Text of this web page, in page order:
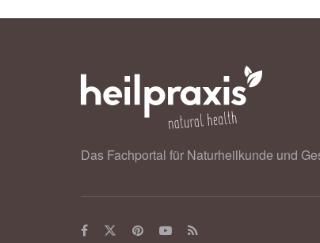
Das Fachportal für Naturheilkunde und